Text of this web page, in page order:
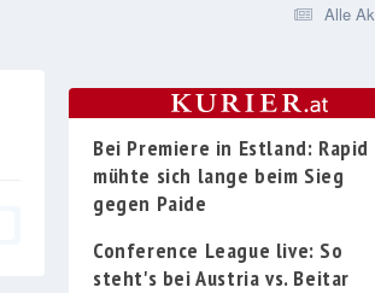
Alle
Bei Premiere in Estland: Rapid
mühte sich lange beim Sieg
gegen Paide
Conference League live: So
steht's bei Austria vs. Beitar